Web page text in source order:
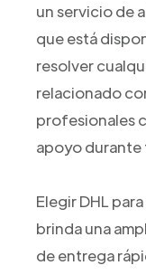
un servicio de
que está
resolver
relacionado
profesionales
apoyo
Elegir DHL
brinda una
de entrega